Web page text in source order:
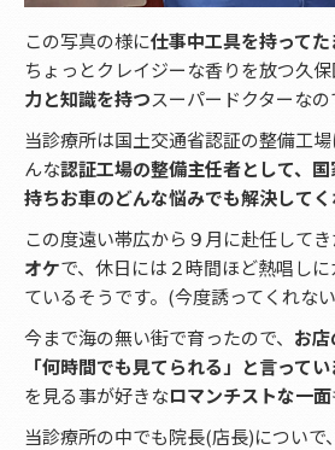
この写真の様に仕事中工具を持って
ちょっとクレイジーな香りを放つ久保
力と知識を持つスーパードクターなの
当診療所は国土交通省認証の整備工
んな認証工場の整備主任者として、
持ちお車のどんな悩みでも解決してく
この度遠い帯広から９月に赴任して
オケで、休日には２時間ほど熱唱し
ているそうです。(今度誘ってくれな
今まで海の無い街で育ったので、 お
「何時間でも見てられる」と言って
を見る事が好きなロマンチストな一面
当診療所の中でも院長(店長)についで